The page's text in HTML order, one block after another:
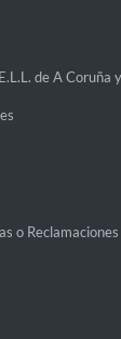
de A Coruña
o Reclamaciones